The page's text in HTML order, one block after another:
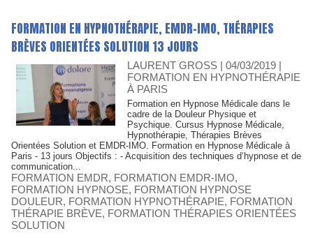
FORMATION EN HYPNOTHÉRAPIE, EMDR-IMO, THÉRAPIES
BRÈVES ORIENTÉES SOLUTION 13 JOURS
LAURENT GROSS | 04/03/2019 |
FORMATION EN HYPNOTHÉRAPIE
À PARIS
Formation en Hypnose Médicale dans le
cadre de la Douleur Physique et
Psychique. Cursus Hypnose Médicale,
Hypnothérapie, Thérapies Brèves
Orientées Solution et EMDR-IMO. Formation en Hypnose Médicale à
Paris - 13 jours Objectifs : - Acquisition des techniques d’hypnose et de
communication...
FORMATION EMDR, FORMATION EMDR-IMO,
FORMATION HYPNOSE, FORMATION HYPNOSE
DOULEUR, FORMATION HYPNOTHÉRAPIE, FORMATION
THÉRAPIE BRÈVE, FORMATION THÉRAPIES ORIENTÉES
SOLUTION